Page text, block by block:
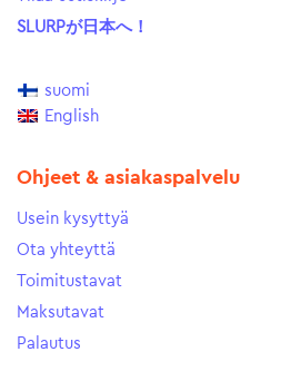
SLURPが日本へ！
suomi
English
Ohjeet & asiakaspalvelu
Usein kysyttyä
Ota yhteyttä
Toimitustavat
Maksutavat
Palautus